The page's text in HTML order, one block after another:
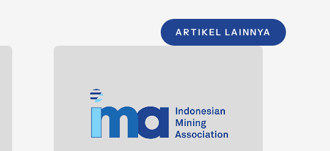
ARTIKEL LAINNYA